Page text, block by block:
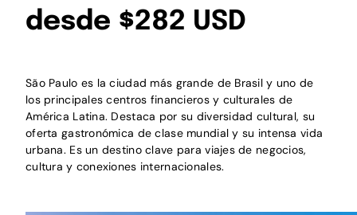
desde $282 USD
São Paulo es la ciudad más grande de Brasil y uno de
los principales centros financieros y culturales de
América Latina. Destaca por su diversidad cultural, su
oferta gastronómica de clase mundial y su intensa vida
urbana. Es un destino clave para viajes de negocios,
cultura y conexiones internacionales.